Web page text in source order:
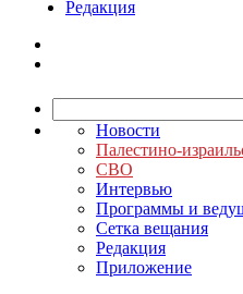
Редакция
Новости
Палестино-
СВО
Интервью
Программы и
Сетка вещания
Редакция
Приложение